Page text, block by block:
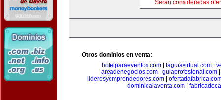
Serán consideradas
Otros dominios en venta:
hotelparaeventos.com
laguiavirtual.com
areadenegocios.com
guiaprofesional.com
lideresyemprendedores.com
dominioalaventa.com|